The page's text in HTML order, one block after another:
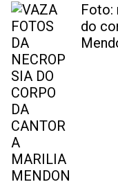
Foto:
do